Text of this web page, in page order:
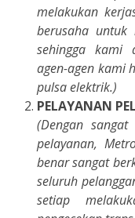
melakukan
berusaha untuk
sehingga kami
agen-agen kami
pulsa elektrik.)
PELAYANAN
(Dengan
pelayanan,
benar sangat
seluruh
setiap